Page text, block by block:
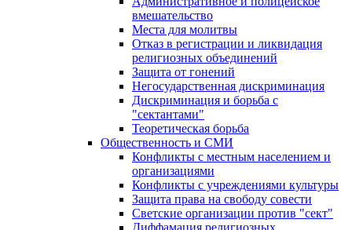
вмешательство
Места для молитвы
Отказ в регистрации и ликвидация
религиозных объединений
Защита от гонений
Негосударственная дискриминация
Дискриминация и борьба с
"сектантами"
Теоретическая борьба
Общественность и СМИ
Конфликты с местным населением и
организациями
Конфликты с учреждениями культуры
Защита права на свободу совести
Светские организации против "сект"
Диффамация религиозных